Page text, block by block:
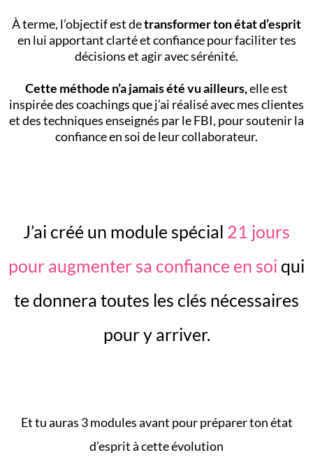
À terme, l’objectif est detransformer ton état d’esprit
en lui apportant clarté et confiance pour faciliter tes
décisions et agir avec sérénité.
Cette méthode n’a jamais été vu ailleurs,elle est
inspirée des coachings que j’ai réalisé avec mes clientes
et des techniques enseignés par le FBI, pour soutenir la
confiance en soi de leur collaborateur.
J’ai créé un module spécial 21 jours
pour augmenter sa confiance en soi qui
te donnera toutes les clés nécessaires
pour y arriver.
Et tu auras 3 modules avant pour préparer ton état
d’esprit à cette évolution